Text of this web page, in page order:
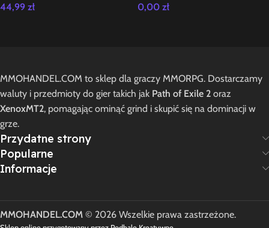
44,99 zł 0,00 zł
MMOHANDEL.COM to sklep dla graczy MMORPG. Dostarczamy
waluty i przedmioty do gier takich jak Path of Exile 2 oraz
XenoxMT2, pomagając ominąć grind i skupić się na dominacji w
grze.
Przydatne strony
Popularne
Informacje
MMOHANDEL.COM © 2026 Wszelkie prawa zastrzeżone.